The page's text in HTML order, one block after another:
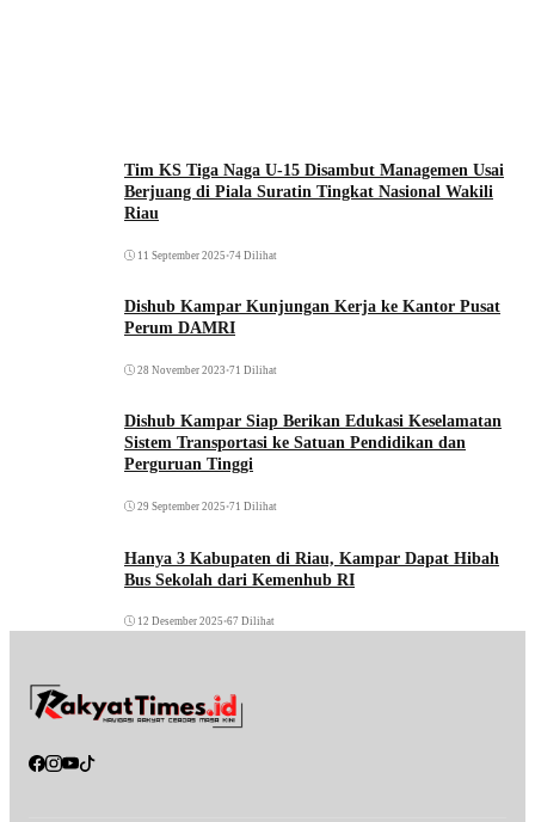
Tim KS Tiga Naga U-15 Disambut Managemen Usai
Berjuang di Piala Suratin Tingkat Nasional Wakili
Riau
11 September 2025 •74 Dilihat
Dishub Kampar Kunjungan Kerja ke Kantor Pusat
Perum DAMRI
28 November 2023 •71 Dilihat
Dishub Kampar Siap Berikan Edukasi Keselamatan
Sistem Transportasi ke Satuan Pendidikan dan
Perguruan Tinggi
29 September 2025 •71 Dilihat
Hanya 3 Kabupaten di Riau, Kampar Dapat Hibah
Bus Sekolah dari Kemenhub RI
12 Desember 2025 •67 Dilihat